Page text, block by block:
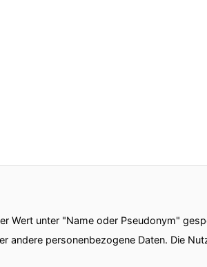
Wert unter "Name oder Pseudonym"
andere personenbezogene Daten. Die